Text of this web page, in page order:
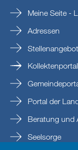
Meine Seite -
Adressen
Kollektenportal
Portal der
Beratung und
Seelsorge